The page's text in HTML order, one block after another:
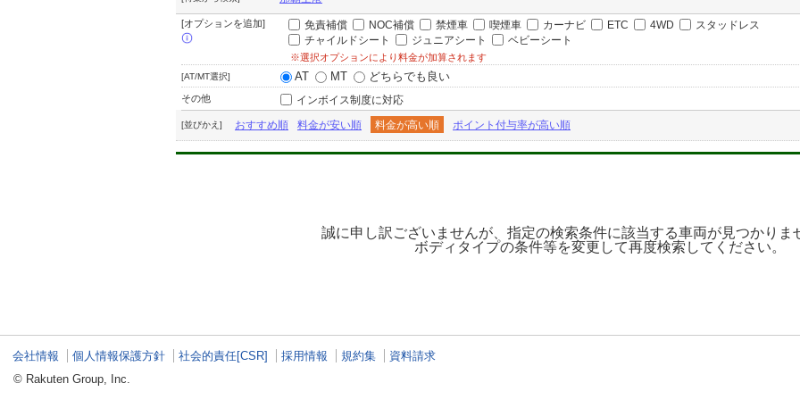
[オプションを追加] 免責補償 NOC補償 禁煙車 喫煙車 カーナビ ETC 4WD
スタッドレス
チャイルドシート
ジュニアシート ベビーシート
※選択オプションにより料金が加算されます
[AT/MT選択] AT MT どちらでも良い
その他 インボイス制度に対応
[並びかえ] おすすめ順 料金が安い順 料金が高い順 ポイント付与率が高い順
誠に申し訳ございませんが、指定の検索条件に該当する車両が見つかりま
ボディタイプの条件等を変更して再度検索してください。
会社情報 個人情報保護方針 社会的責任[CSR] 採用情報 規約集
資料請求
© Rakuten Group, Inc.